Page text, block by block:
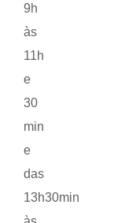
9h
às
11h
e
30
min
e
das
13h30min